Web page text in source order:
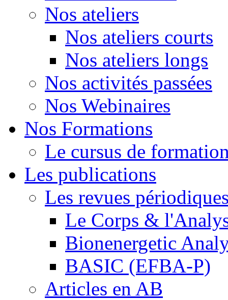
Nos ateliers
Nos ateliers courts
Nos ateliers longs
Nos activités passées
Nos Webinaires
Nos Formations
Le cursus de
Les publications
Les revues
Le Corps &
Bionenergetic
BASIC (EFBA-P)
Articles en AB